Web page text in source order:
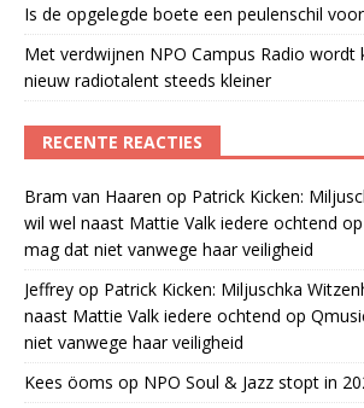
Is de opgelegde boete een peulenschil
Met verdwijnen NPO Campus Radio wordt
nieuw radiotalent steeds kleiner
RECENTE REACTIES
Bram van Haaren op Patrick Kicken:
wil wel naast Mattie Valk iedere ochtend
mag dat niet vanwege haar veiligheid
Jeffrey op Patrick Kicken: Miljuschka
naast Mattie Valk iedere ochtend op
niet vanwege haar veiligheid
Kees öoms op NPO Soul & Jazz stopt in